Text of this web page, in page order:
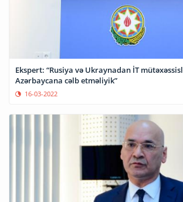
Ekspert: “Rusiya və Ukraynadan İT
Azərbaycana cəlb etməliyik”
16-03-2022